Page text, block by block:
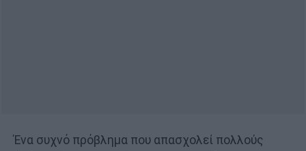
Ένα συχνό πρόβλημα που απασχολεί πολλούς